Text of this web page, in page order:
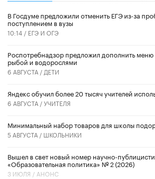
В Госдуме предложили отменить ЕГЭ из-за
поступлением в вузы
10:14 / ЕГЭ И ОГЭ
Роспотребнадзор предложил дополнить
рыбой и водорослями
6 АВГУСТА / ДЕТИ
​Яндекс обучил более 20 тысяч учителей
6 АВГУСТА /УЧИТЕЛЯ
Минимальный набор товаров для школы
5 АВГУСТА / ШКОЛЬНИКИ
Вышел в свет новый номер научно-
«Образовательная политика» № 2 (2026)
3 ИЮЛЯ / АНОНС